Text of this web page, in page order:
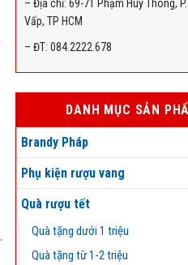
– Địa chỉ: 69-71 Phạm Huy Thông,
Vấp, TP HCM
– ĐT: 084.2222.678
DANH MỤC SẢN
Brandy Pháp
Phụ kiện rượu vang
Quà rượu tết
Quà tặng dưới 1 triệu
Quà tặng từ 1-2 triệu